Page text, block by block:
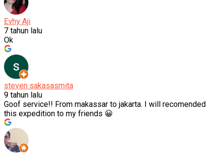
Evhy Aji
7 tahun lalu
Ok
steven sakasasmita
9 tahun lalu
Goof service!! From makassar to jakarta. I will recomended
this expedition to my friends 😀